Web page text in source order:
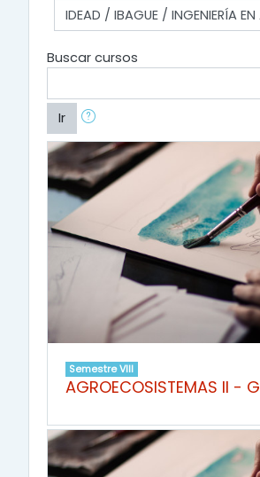
Buscar cursos
Ir
Semestre VIII
AGROECOSISTEMAS II -